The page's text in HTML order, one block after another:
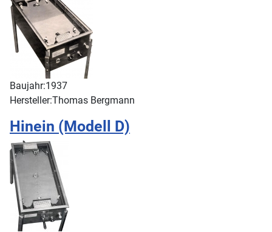
Baujahr:1937
Hersteller:Thomas Bergmann
Hinein (Modell D)